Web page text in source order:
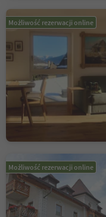
Możliwość rezerwacji online
Możliwość rezerwacji online